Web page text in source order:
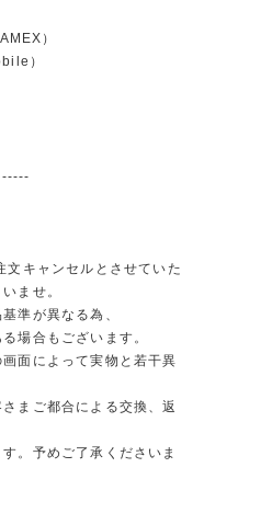
）
）
文キャンセルとさせていた
ませ。
準が異なる為、
場合もございます。
面によって実物と若干異
まご都合による交換、返
。予めご了承くださいま